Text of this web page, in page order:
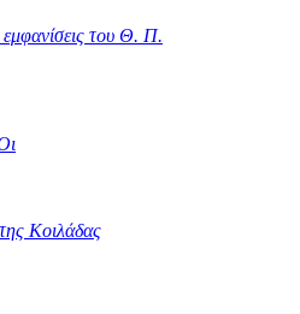
του Θ. Π.
Κοιλάδας